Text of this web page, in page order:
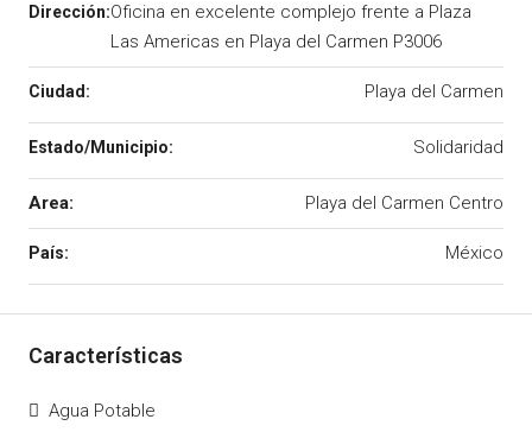
Oficina en excelente complejo frente a Plaza
Las Americas en Playa del Carmen P3006
Playa del Carmen
Solidaridad
Area: Playa del Carmen Centro
México
Agua Potable